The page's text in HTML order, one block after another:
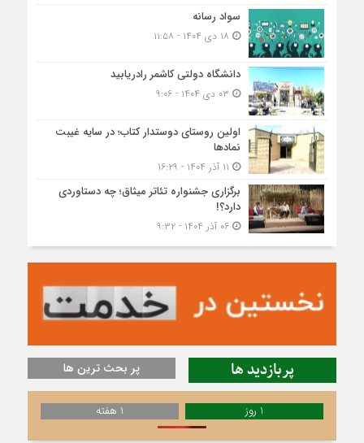
سواد رسانه
دانشگاه دولتی کاشمر‌ رادریابید
اولین روستای دوستدار کتاب؛ در سایه غیبت
نمادها
برگزاری جشنواره تئاتر میثاق؛ چه دستاوردی
دارد؟!
۰۶ آذر ۱۴۰۴ - ۹:۳۲
پربازدید ها پر بحث ترین ها
1 روز 1 هفته